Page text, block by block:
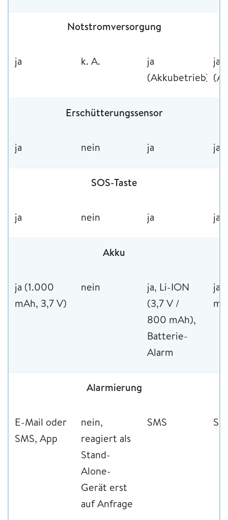
Notstromversorgung
ja k. A.
ja
(Akkubetrieb)
ja
Erschütterungssensor
ja nein ja ja
SOS-Taste
ja nein ja ja
Akku
ja (1.000
mAh, 3,7 V)
nein
ja, Li-ION
(3,7 V /
800 mAh),
Batterie-
Alarm
ja,
Alarmierung
E-Mail oder
SMS, App
nein,
reagiert als
Stand-
Alone-
Gerät erst
auf Anfrage
SMS